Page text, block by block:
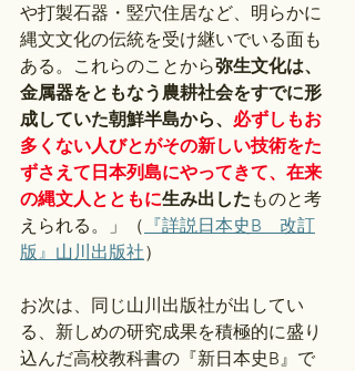
や打製石器・竪穴住居など、明らかに
縄文文化の伝統を受け継いでいる面も
ある。これらのことから弥生文化は、
金属器をともなう農耕社会をすでに形
成していた朝鮮半島から、 必ずしもお
多くない人びとがその新しい技術をた
ずさえて日本列島にやってきて、在来
の縄文人とともに生み出した ものと考
えられる。」（ 『詳説日本史B　改訂
版』山川出版社）
お次は、同じ山川出版社が出してい
る、新しめの研究成果を積極的に盛り
込んだ高校教科書の『新日本史B』で